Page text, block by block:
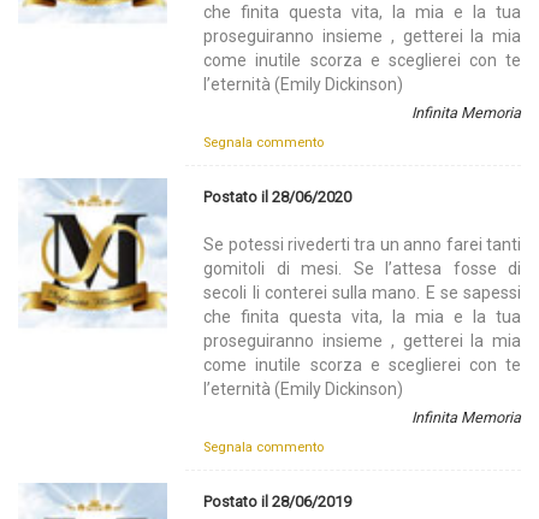
che finita questa vita, la mia e la tua
proseguiranno insieme , getterei la mia
come inutile scorza e sceglierei con te
l’eternità (Emily Dickinson)
Infinita Memoria
Segnala commento
Postato il 28/06/2020
Se potessi rivederti tra un anno farei tanti
gomitoli di mesi. Se l’attesa fosse di
secoli li conterei sulla mano. E se sapessi
che finita questa vita, la mia e la tua
proseguiranno insieme , getterei la mia
come inutile scorza e sceglierei con te
l’eternità (Emily Dickinson)
Infinita Memoria
Segnala commento
Postato il 28/06/2019